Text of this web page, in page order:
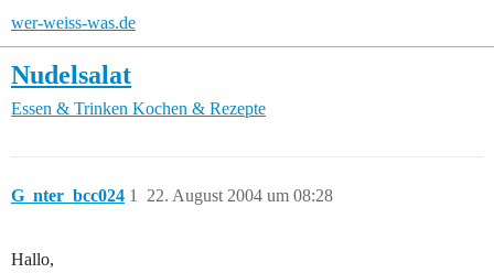
wer-weiss-was.de
Nudelsalat
Essen & Trinken Kochen & Rezepte
G_nter_bcc024 22. August 2004 um 08:28
1
Hallo,